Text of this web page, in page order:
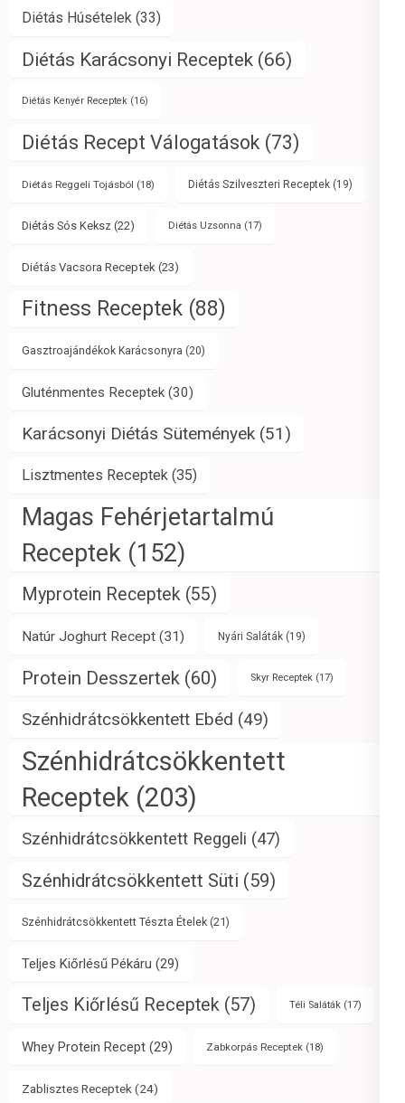
Diétás Húsételek (33)
Diétás Karácsonyi Receptek (66)
Diétás Kenyér Receptek (16)
Diétás Recept Válogatások (73)
Diétás Reggeli Tojásból (18) Diétás Szilveszteri Receptek (19)
Diétás Sós Keksz (22) Diétás Uzsonna (17)
Diétás Vacsora Receptek (23)
Fitness Receptek (88)
Gasztroajándékok Karácsonyra (20)
Gluténmentes Receptek (30)
Karácsonyi Diétás Sütemények (51)
Lisztmentes Receptek (35)
Magas Fehérjetartalmú
Receptek (152)
Myprotein Receptek (55)
Natúr Joghurt Recept (31) Nyári Saláták (19)
Protein Desszertek (60) Skyr Receptek (17)
Szénhidrátcsökkentett Ebéd (49)
Szénhidrátcsökkentett
Receptek (203)
Szénhidrátcsökkentett Reggeli (47)
Szénhidrátcsökkentett Süti (59)
Szénhidrátcsökkentett Tészta Ételek (21)
Teljes Kiőrlésű Pékáru (29)
Teljes Kiőrlésű Receptek (57) Téli Saláták (17)
Whey Protein Recept (29) Zabkorpás Receptek (18)
Zablisztes Receptek (24)